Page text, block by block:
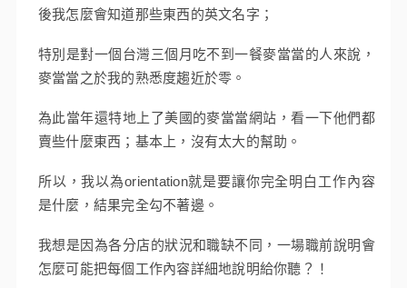
後我怎麼會知道那些東西的英文名字；
特別是對一個台灣三個月吃不到一餐麥當當的人來說，
麥當當之於我的熟悉度趨近於零。
為此當年還特地上了美國的麥當當網站，看一下他們都
賣些什麼東西；基本上，沒有太大的幫助。
所以，我以為orientation就是要讓你完全明白工作內容
是什麼，結果完全勾不著邊。
我想是因為各分店的狀況和職缺不同，一場職前說明會
怎麼可能把每個工作內容詳細地說明給你聽？！